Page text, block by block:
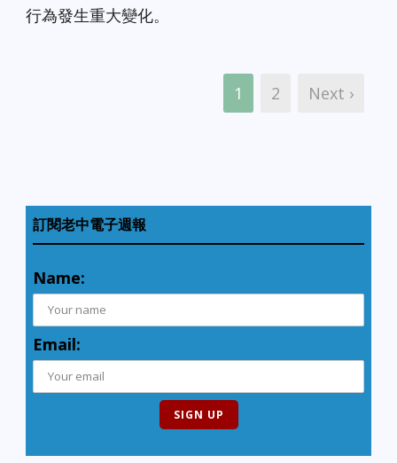
行為發生重大變化。
1 2 Next ›
訂閱老中電子週報
Name:
Email: